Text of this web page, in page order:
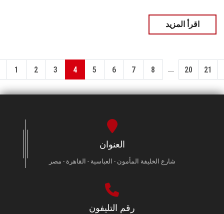
اقرأ المزيد
1 2 3 4 5 6 7 8 ... 20 21
العنوان
شارع الخليفة المأمون - العباسية - القاهرة - مصر
رقم التليفون